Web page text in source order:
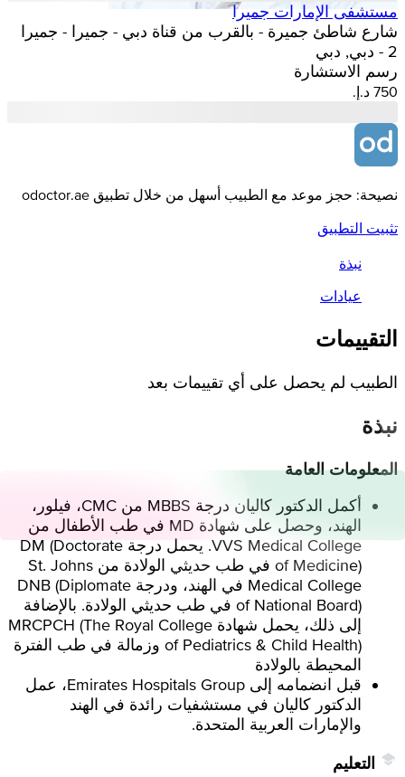
مستشفى الإمارات جميرا
شارع شاطئ جميرة - بالقرب من قناة دبي - جميرا - جميرا
2 - دبي, دبي
رسم الاستشارة
نصيحة: حجز موعد مع الطبيب أسهل من خلال تطبيق odoctor.ae
تثبيت التطبيق
نبذة
عيادات
التقييمات
الطبيب لم يحصل على أي تقييمات بعد
نبذة
المعلومات العامة
أكمل الدكتور كاليان درجة MBBS من CMC، فيلور،
الهند، وحصل على شهادة MD في طب الأطفال من
VVS Medical College. يحمل درجة DM (Doctorate
of Medicine) في طب حديثي الولادة من St. Johns
Medical College في الهند، ودرجة DNB (Diplomate
of National Board) في طب حديثي الولادة. بالإضافة
إلى ذلك، يحمل شهادة MRCPCH (The Royal College
of Pediatrics & Child Health) وزمالة في طب الفترة
المحيطة بالولادة
قبل انضمامه إلى Emirates Hospitals Group، عمل
الدكتور كاليان في مستشفيات رائدة في الهند
والإمارات العربية المتحدة.
التعليم